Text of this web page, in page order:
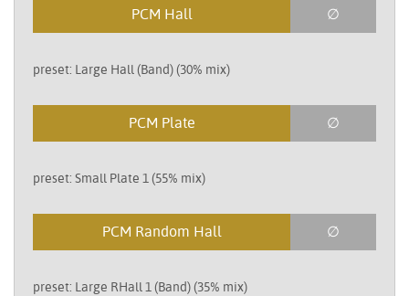
PCM Hall ∅
preset: Large Hall (Band) (30% mix)
PCM Plate ∅
preset: Small Plate 1 (55% mix)
PCM Random Hall ∅
preset: Large RHall 1 (Band) (35% mix)